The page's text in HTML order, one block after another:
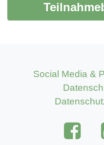
Social Media &